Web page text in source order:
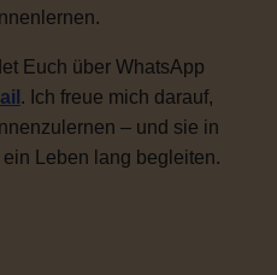
Euch über WhatsApp
. Ich freue mich darauf,
– und sie in
Leben lang begleiten.